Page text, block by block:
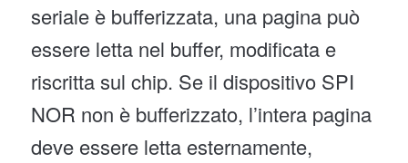
seriale è bufferizzata, una pagina può
essere letta nel buffer, modificata e
riscritta sul chip. Se il dispositivo SPI
NOR non è bufferizzato, l’intera pagina
deve essere letta esternamente,